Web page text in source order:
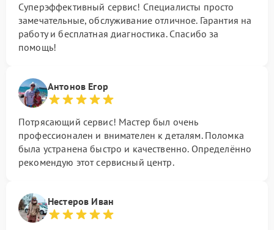
Суперэффективный сервис! Специалисты просто
замечательные, обслуживание отличное. Гарантия на
работу и бесплатная диагностика. Спасибо за
помощь!
Антонов Егор
Потрясающий сервис! Мастер был очень
профессионален и внимателен к деталям. Поломка
была устранена быстро и качественно. Определённо
рекомендую этот сервисный центр.
Нестеров Иван